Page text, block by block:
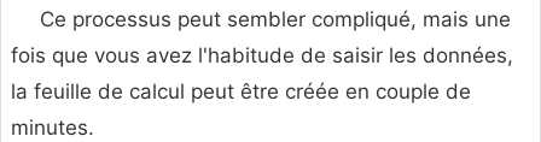
Ce processus peut sembler compliqué, mais une
fois que vous avez l'habitude de saisir les données,
la feuille de calcul peut être créée en couple de
minutes.